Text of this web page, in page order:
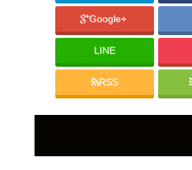
Google+
LINE
RSS